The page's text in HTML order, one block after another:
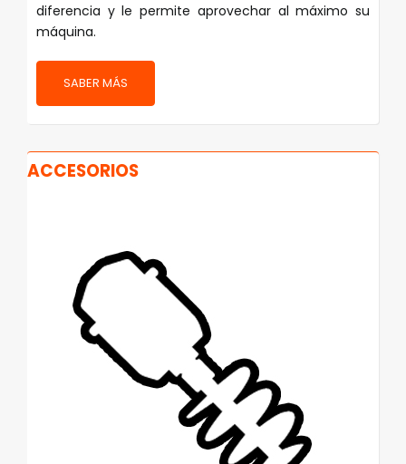
diferencia y le permite aprovechar al máximo su
máquina.
SABER MÁS
ACCESORIOS